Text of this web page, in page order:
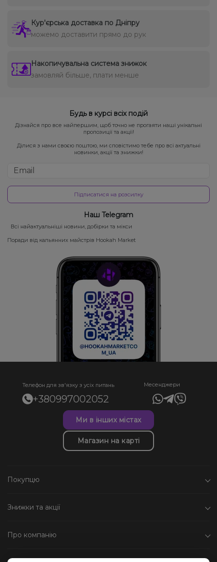
Кур'єрська доставка по Дніпру
можемо доставити прямо до рук
Накопичувальна система знижок
замовляй більше, плати менше
Будь в курсі всіх подій
Дізнайся про все найпершим, щоб точно не прогаяти наші унікальні
пропозиції та акції!
Ділися з нами своєю поштою, ми сповістимо тебе про всі актуальні
новинки, акції та знижки!
Підписатися на розсилку
Наш Telegram
Всі найактуальніші новини, добірки та мікси
Поради від кальянних майстрів Hookah Market
Телефон для зв'язку з усіх питань
+380997002052
Месенджери
Ми в інших містах
Магазин на карті
Покупцю
Знижки та акції
Про компанію